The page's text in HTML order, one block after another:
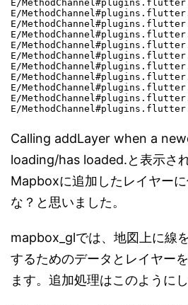
E/MethodChannel#plugins.flutter.io/mapbox_maps_2(19119): 	at
E/MethodChannel#plugins.flutter.io/mapbox_maps_2(19119): 	at
E/MethodChannel#plugins.flutter.io/mapbox_maps_2(19119): 	at
E/MethodChannel#plugins.flutter.io/mapbox_maps_2(19119): 	at io.flutter.embedding.engine.dart.-
E/MethodChannel#plugins.flutter.io/mapbox_maps_2(19119):
E/MethodChannel#plugins.flutter.io/mapbox_maps_2(19119):
E/MethodChannel#plugins.flutter.io/
E/MethodChannel#plugins.flutter.io/mapbox_maps_2(19119): 	at
E/MethodChannel#plugins.flutter.io/
E/MethodChannel#plugins.flutter.io/mapbox_maps_2(19119): 	at
Calling addLayer when a
loading/has loaded.と表示さ
Mapboxに追加したレイヤー
な？と思いました。
mapbox_glでは、地図上に線
するためのデータとレイヤー
ます。追加処理はこのように